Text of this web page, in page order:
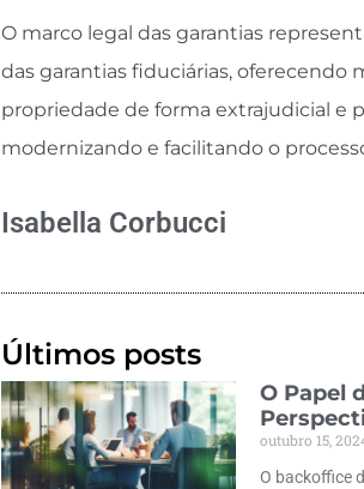
O marco legal das garantias
das garantias fiduciárias, oferecendo
propriedade de forma extrajudicial e
modernizando e facilitando o
Isabella Corbucci
Últimos posts
O Papel
outubro 15,
O backoffice